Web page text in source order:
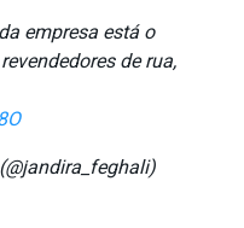
empresa está o
de rua,
(@jandira_feghali)